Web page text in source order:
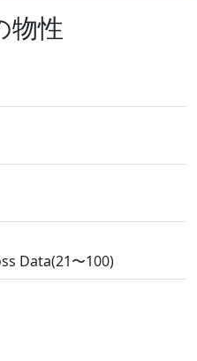
物性
Data(21〜100)